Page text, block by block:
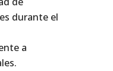
durante el
a